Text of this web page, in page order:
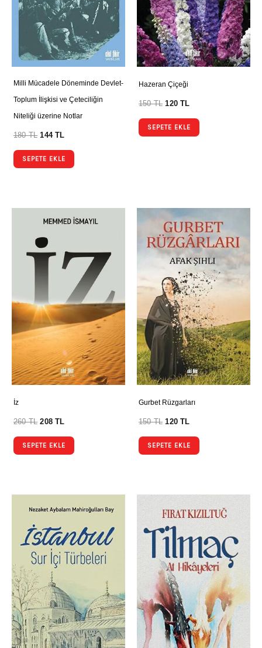
Milli Mücadele Döneminde Devlet-
Toplum İlişkisi ve Çeteciliğin
Niteliği üzerine Notlar
180TL 144TL
SEPETE EKLE
Hazeran Çiçeği
150TL 120TL
SEPETE EKLE
İz
260TL 208TL
SEPETE EKLE
Gurbet Rüzgarları
150TL 120TL
SEPETE EKLE